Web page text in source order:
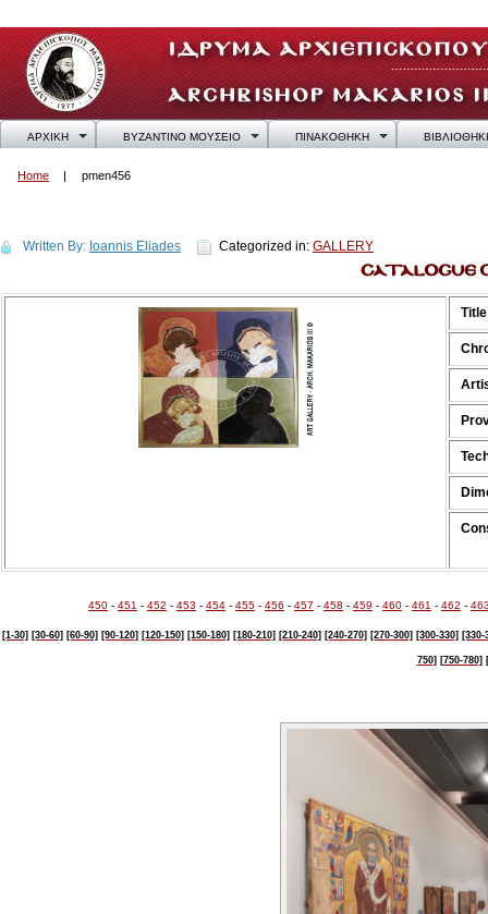
ΑΡΧΙΚΗ ΒΥΖΑΝΤΙΝΟ ΜΟΥΣΕΙΟ ΠΙΝΑΚΟΘΗΚΗ
Home pmen456
Written By: Ioannis Eliades Categorized in: GALLERY
450 - 451 - 452 - 453 - 454 - 455 - 456 - 457 - 458 - 459 - 460 - 461 - 462 -
[1-30] [30-60] [60-90] [90-120] [120-150] [150-180] [180-210] [210-240] [240-270] [270-300] [300-330] [330-
750] [750-780]